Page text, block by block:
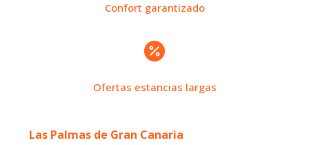
Confort garantizado

Ofertas estancias largas
Las Palmas de Gran Canaria